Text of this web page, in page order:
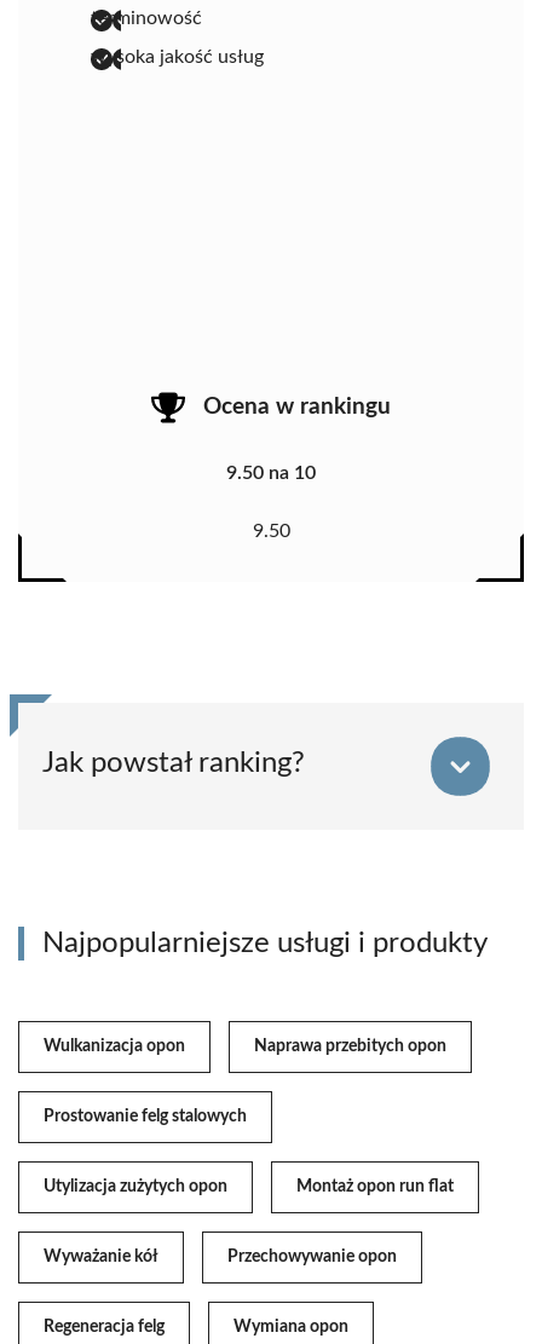
terminowość
wysoka jakość usług
Ocena w rankingu
9.50 na 10
9.50
Jak powstał ranking?
Najpopularniejsze usługi i produkty
Wulkanizacja opon Naprawa przebitych opon
Prostowanie felg stalowych
Utylizacja zużytych opon Montaż opon run flat
Wyważanie kół Przechowywanie opon
Regeneracja felg Wymiana opon